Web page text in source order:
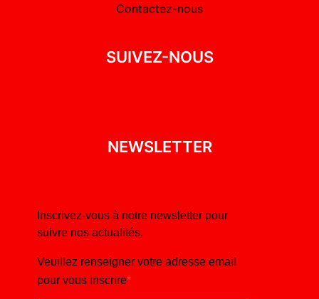
Contactez-nous
SUIVEZ-NOUS
NEWSLETTER
Inscrivez-vous à notre newsletter pour
suivre nos actualités.
Veuillez renseigner votre adresse email
pour vous inscrire